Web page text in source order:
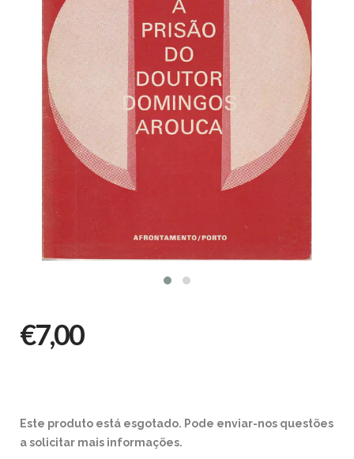
€7,00
Este produto está esgotado. Pode enviar-nos questões
a solicitar mais informações.